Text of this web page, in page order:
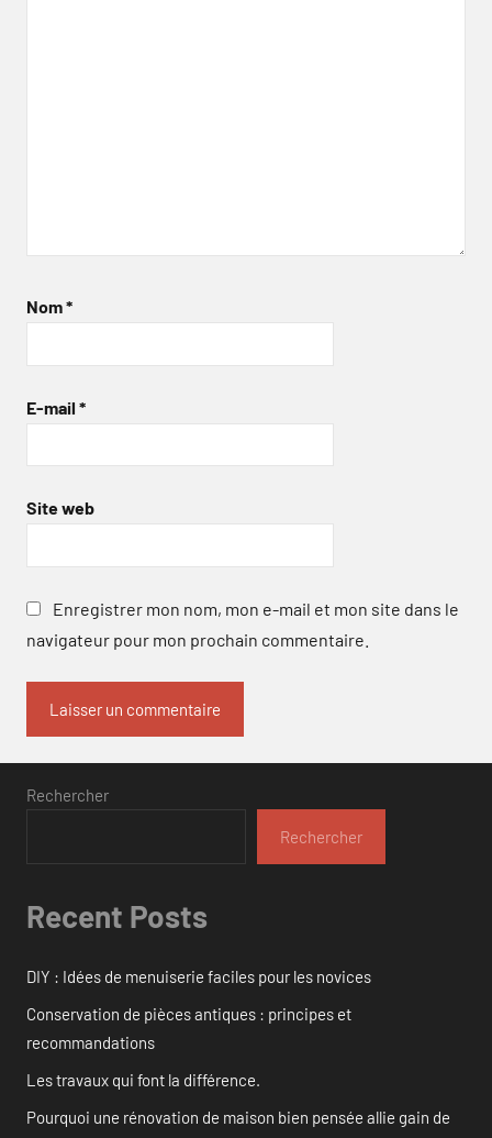
Nom*
E-mail *
Site web
Enregistrer mon nom, mon e-mail et mon site dans le
navigateur pour mon prochain commentaire.
Rechercher
Rechercher
Recent Posts
DIY : Idées de menuiserie faciles pour les novices
Conservation de pièces antiques : principes et
recommandations
Les travaux qui font la différence.
Pourquoi une rénovation de maison bien pensée allie gain de